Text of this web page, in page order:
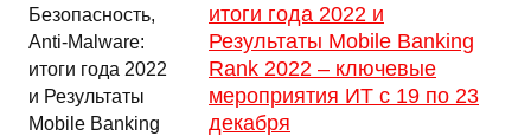
итоги года 2022 и
Результаты Mobile Banking
Rank 2022 – ключевые
мероприятия ИТ с 19 по 23
декабря